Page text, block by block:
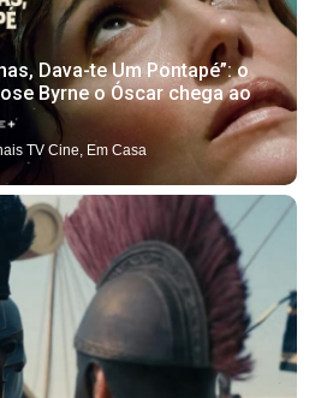
Dava-te Um Pontapé”: o
Byrne o Óscar chega ao
TV Cine, Em Casa